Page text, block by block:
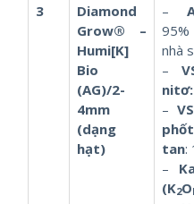
3
Diamond
Grow® –
Humi[K]
Bio
(AG)/2-
4mm
(dạng
hạt)
–
nhà
–
nitơ:
–
tan:
–
(K2O